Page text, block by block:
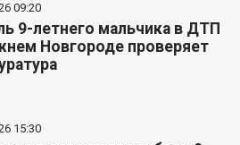
09:20
9-летнего мальчика в ДТП
Новгороде проверяет
15:30